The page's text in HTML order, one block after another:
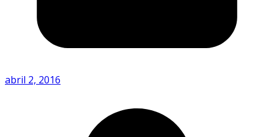
abril 2, 2016